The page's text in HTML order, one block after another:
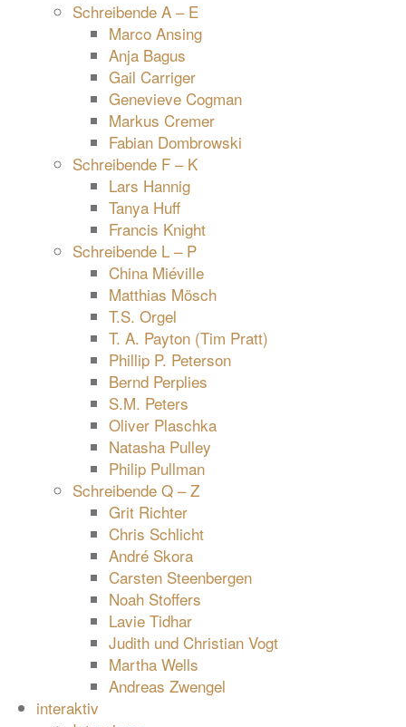
Schreibende A – E
Marco Ansing
Anja Bagus
Gail Carriger
Genevieve Cogman
Markus Cremer
Fabian Dombrowski
Schreibende F – K
Lars Hannig
Tanya Huff
Francis Knight
Schreibende L – P
China Miéville
Matthias Mösch
T.S. Orgel
T. A. Payton (Tim Pratt)
Phillip P. Peterson
Bernd Perplies
S.M. Peters
Oliver Plaschka
Natasha Pulley
Philip Pullman
Schreibende Q – Z
Grit Richter
Chris Schlicht
André Skora
Carsten Steenbergen
Noah Stoffers
Lavie Tidhar
Judith und Christian Vogt
Martha Wells
Andreas Zwengel
interaktiv